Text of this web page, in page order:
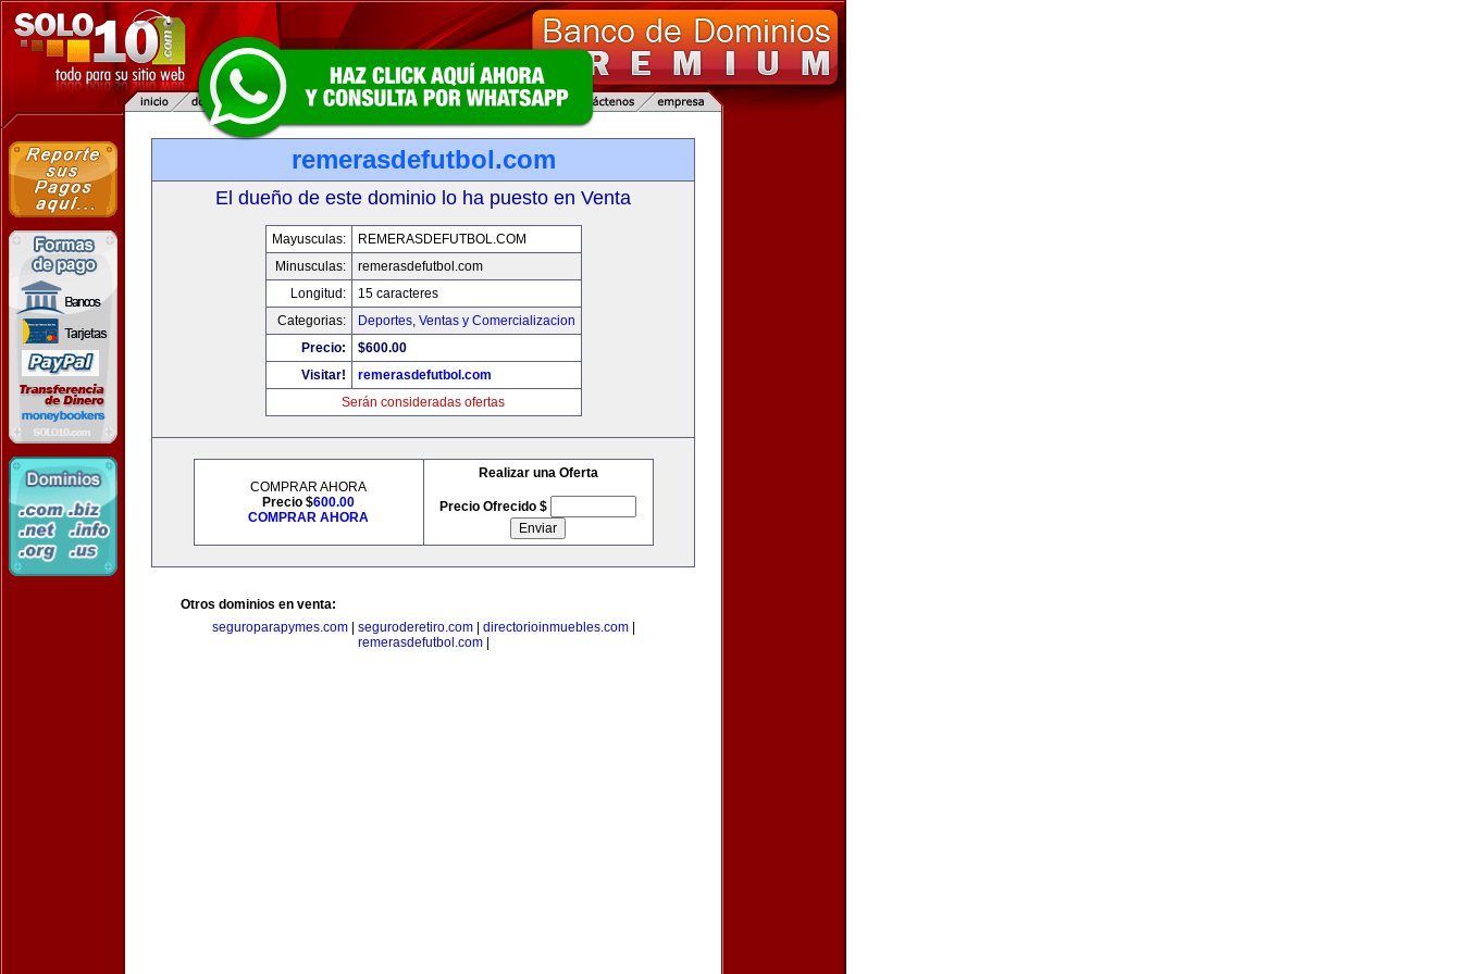
remerasdefutbol.com
El dueño de este dominio lo ha puesto en Venta
Mayusculas:
REMERASDEFUTBOL.COM
Minusculas:
remerasdefutbol.com
Longitud:
15 caracteres
Categorias:
Deportes, Ventas y Comercializacion
Precio:
$600.00
Visitar!
remerasdefutbol.com
Serán consideradas ofertas
COMPRAR AHORA
Precio $600.00
COMPRAR AHORA
Realizar una Oferta
Precio Ofrecido $
Otros dominios en venta:
seguroparapymes.com| seguroderetiro.com| directorioinmuebles.com|
remerasdefutbol.com|